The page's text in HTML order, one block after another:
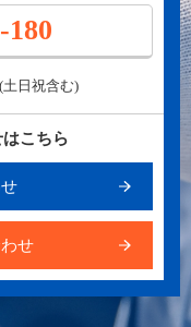
180
土日祝含む)
こちら
せ